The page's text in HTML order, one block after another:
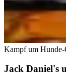
Kampf um Hunde-
Jack Daniel's